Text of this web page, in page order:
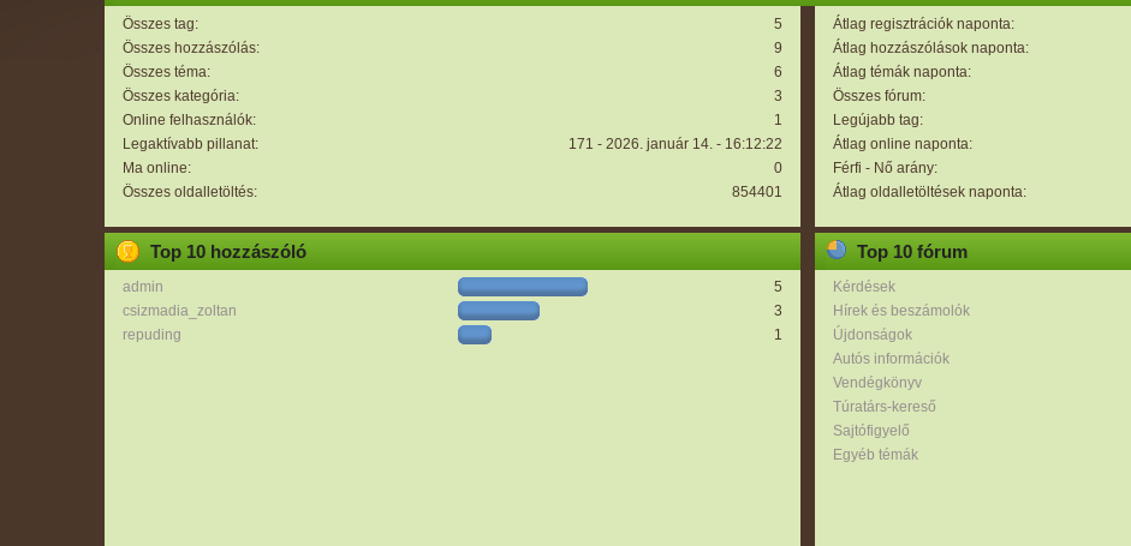
Összes tag:
5
Összes hozzászólás:
9
Összes téma:
6
Összes kategória:
3
Online felhasználók:
1
Legaktívabb pillanat:
171 - 2026. január 14. - 16:12:22
Ma online:
0
Összes oldalletöltés:
854401
Átlag regisztrációk naponta:
Átlag hozzászólások naponta:
Átlag témák naponta:
Összes fórum:
Legújabb tag:
Átlag online naponta:
Férfi - Nő arány:
Átlag oldalletöltések naponta:
Top 10 hozzászóló
admin
5
csizmadia_zoltan
3
repuding
1
Top 10 fórum
Kérdések
Hírek és beszámolók
Újdonságok
Autós információk
Vendégkönyv
Túratárs-kereső
Sajtófigyelő
Egyéb témák